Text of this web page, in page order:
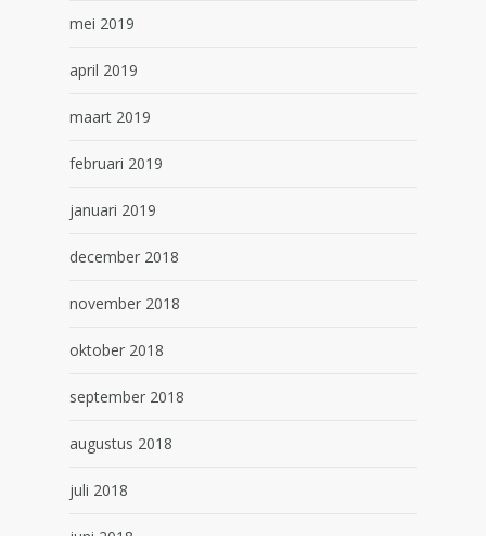
mei 2019
april 2019
maart 2019
februari 2019
januari 2019
december 2018
november 2018
oktober 2018
september 2018
augustus 2018
juli 2018